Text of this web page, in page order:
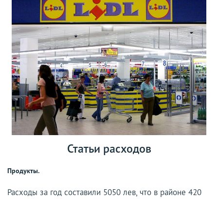
Статьи расходов
Продукты.
Расходы за год составили 5050 лев, что в районе 420